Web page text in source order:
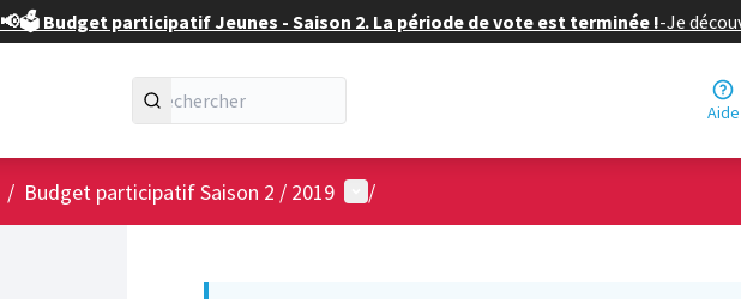
📢🗳️ Budget participatif Jeunes - Saison 2. La période de vote est terminée !-Je
Aide
/ Budget participatif Saison 2 / 2019 Menu utilisateur
/